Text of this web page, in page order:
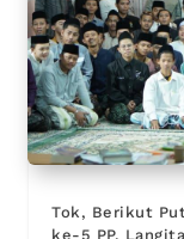
Tok, Berikut
ke-5 PP.